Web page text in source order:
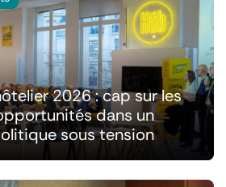
2026 : cap sur les
dans un
sous tension